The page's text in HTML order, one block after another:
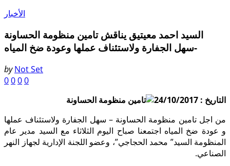
الأخبار
السيد احمد معيتيق يناقش تامين منظومة الحساونة
-سهل الجفارة ولاستئناف عملها وعودة ضخ المياه
by Not Set
0000
التاريخ : 24/10/2017
من اجل تامين منظومة الحساونة – سهل الجفارة ولاستئناف عملها
و عودة ضخ المياه اجتمعنا صباح اليوم الثلاثاء مع السيد مدير عام
المنظومة السيد” محمد الحجاجي”، وعضو اللجنة الإدارية لجهاز النهر
الصناعي.